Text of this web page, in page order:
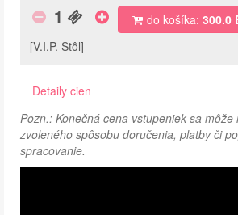
1 do košíka:300.0
[V.I.P. Stôl]
Detaily cien
Pozn.: Konečná cena vstupeniek sa
zvoleného spôsobu doručenia, platby či
spracovanie.